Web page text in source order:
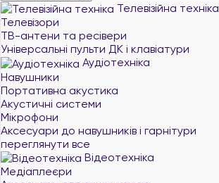
Телевізійна техніка
Телевізори
ТВ-антени та ресівери
Універсальні пульти ДК і клавіатури
Аудіотехніка
Навушники
Портативна акустика
Акустичні системи
Мікрофони
Аксесуари до навушників і гарнітури
переглянути все
Відеотехніка
Медіаплеєри